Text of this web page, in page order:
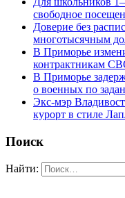
свободное
Доверие без
многотысячным
В Приморье
контрактникам
В Приморье
о военных по
Экс-мэр
курорт в стиле
Поиск
Найти: